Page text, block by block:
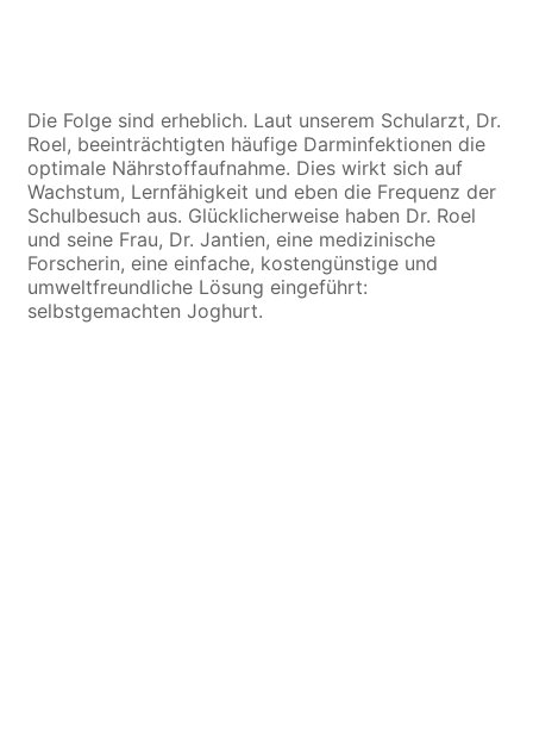
Die Folge sind erheblich. Laut unserem Schularzt, Dr.
Roel, beeinträchtigten häufige Darminfektionen die
optimale Nährstoffaufnahme. Dies wirkt sich auf
Wachstum, Lernfähigkeit und eben die Frequenz der
Schulbesuch aus. Glücklicherweise haben Dr. Roel
und seine Frau, Dr. Jantien, eine medizinische
Forscherin, eine einfache, kostengünstige und
umweltfreundliche Lösung eingeführt:
selbstgemachten Joghurt.